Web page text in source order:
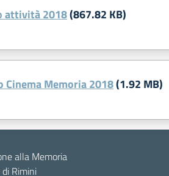
attività 2018(867.82 KB)
Cinema Memoria 2018(1.92 MB)
alla Memoria
Rimini